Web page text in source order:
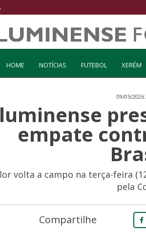
HOME NOTÍCIAS FUTEBOL XERÉM
09/05/2026
empate
volta a campo na terça-feira
pela
Compartilhe